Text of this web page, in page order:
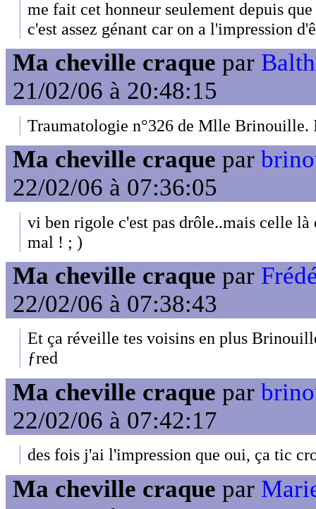
me fait cet honneur seulement depuis
c'est assez génant car on a l'impression
Ma cheville craque par
21/02/06 à 20:48:15
Traumatologie n°326 de Mlle Brinouille.
Ma cheville craque par
22/02/06 à 07:36:05
vi ben rigole c'est pas drôle..mais celle là
mal ! ; )
Ma cheville craque par
22/02/06 à 07:38:43
Et ça réveille tes voisins en plus
ƒred
Ma cheville craque par
22/02/06 à 07:42:17
des fois j'ai l'impression que oui, ça tic
Ma cheville craque par